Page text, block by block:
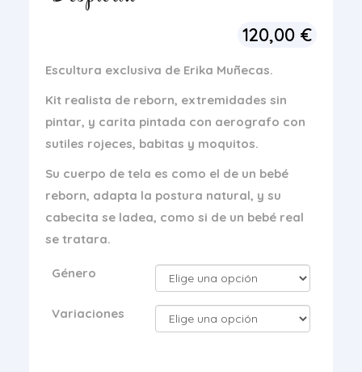
120,00 €
Escultura exclusiva de Erika Muñecas.
Kit realista de reborn, extremidades sin
pintar, y carita pintada con aerografo con
sutiles rojeces, babitas y moquitos.
Su cuerpo de tela es como el de un bebé
reborn, adapta la postura natural, y su
cabecita se ladea, como si de un bebé real
se tratara.
Género
Variaciones